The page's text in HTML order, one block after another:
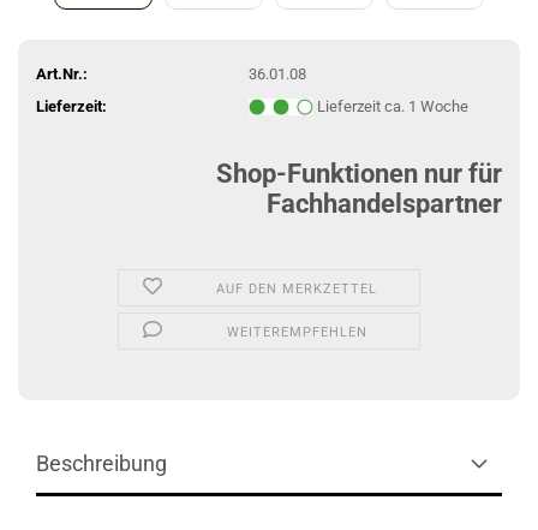
Art.Nr.:
36.01.08
Lieferzeit:
Lieferzeit ca. 1 Woche
Shop-Funktionen nur für
Fachhandelspartner
AUF DEN MERKZETTEL
WEITEREMPFEHLEN
Beschreibung